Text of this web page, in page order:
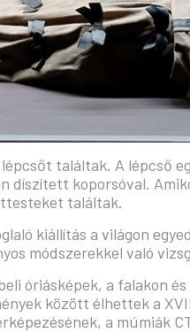
találtak. A lépcső
díszített koporsóval.
találtak.
kiállítás a világon
módszerekkel való
óriásképek, a falakon
között élhettek a
a múmiák